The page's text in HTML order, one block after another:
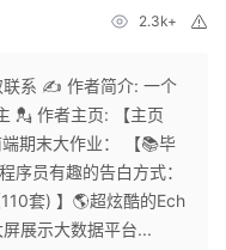
2.3k+
联系 ✍️ 作者简介: 一个
💂 作者主页: 【主页
期末大作业： 【📚毕
序员有趣的告白方式：
套) 】🌎超炫酷的Ech
展示大数据平台...